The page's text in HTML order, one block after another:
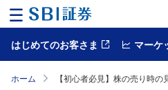
ー
ム
はじめてのお客さま マーケ
ホーム 【初心者必見】株の売り時の